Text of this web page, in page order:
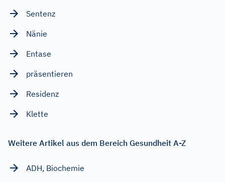
Sentenz
Nänie
Entase
präsentieren
Residenz
Klette
Weitere Artikel aus dem Bereich Gesundheit A-Z
ADH, Biochemie